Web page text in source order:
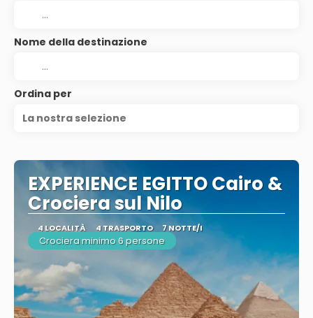
Nome della destinazione
Ordina per
La nostra selezione
EXPERIENCE EGITTO Cairo &
Crociera sul Nilo
4 LOCALITÀ 4 TRASPORTO 7 NOTTE/I
Crociera minimo 6 persone